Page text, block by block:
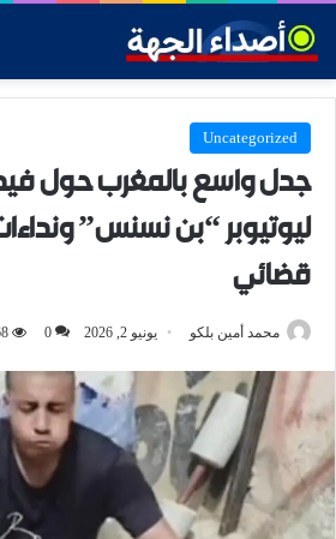
Uncategorized
جدل واسع بالمغرب حول
ليوتيوبر “بن نسنس”
قضائي
محمد أمين بلكو يونيو 2, 2026 0